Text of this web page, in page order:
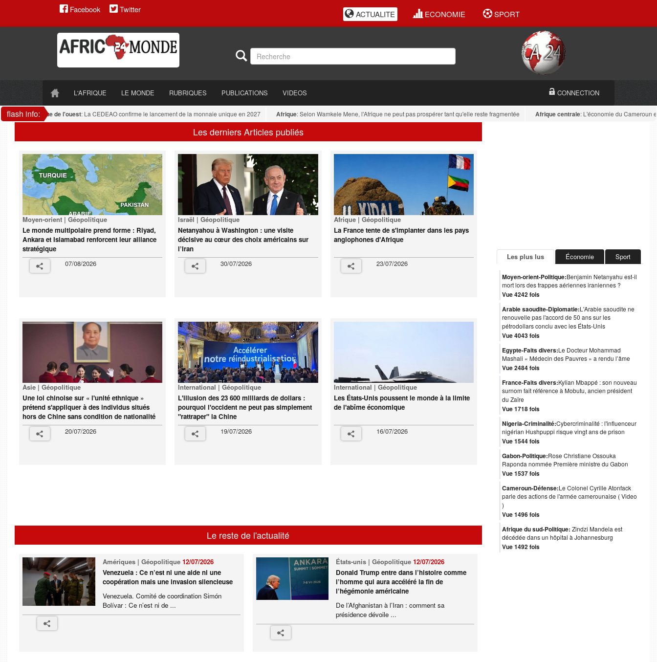
Facebook Twitter ACTUALITE ECONOMIE SPORT
L'AFRIQUE LE MONDE RUBRIQUES PUBLICATIONS VIDEOS CONNECTION
flash info:
Afrique de l'ouest: La CEDEAO confirme le lancement de la monnaie unique en 2027 Afrique: Selon Wamkele Mene, l'Afrique ne peut pas prospérer tant qu'elle reste fragmentée Afrique centrale: L'économie du Cameroun est
Les derniers Articles publiés
Moyen-orient | Géopolitique
Le monde multipolaire prend forme : Riyad,
Ankara et Islamabad renforcent leur alliance
stratégique
07/08/2026
Israël | Géopolitique
Netanyahou à Washington : une visite
décisive au cœur des choix américains sur
l’Iran
30/07/2026
Afrique | Géopolitique
La France tente de s'implanter dans les pays
anglophones d'Afrique
23/07/2026
Asie | Géopolitique
Une loi chinoise sur « l'unité ethnique »
prétend s'appliquer à des individus situés
hors de Chine sans condition de nationalité
20/07/2026
International | Géopolitique
L'illusion des 23 600 milliards de dollars :
pourquoi l'occident ne peut pas simplement
"rattraper" la Chine
19/07/2026
International | Géopolitique
Les États-Unis poussent le monde à la limite
de l'abîme économique
16/07/2026
Le reste de l'actualité
Amériques | Géopolitique 12/07/2026
Venezuela : Ce n’est ni une aide ni une
coopération mais une invasion silencieuse
Venezuela. Comité de coordination Simón
Bolívar : Ce n’est ni de ...
États-unis | Géopolitique12/07/2026
Donald Trump entre dans l’histoire comme
l’homme qui aura accéléré la fin de
l’hégémonie américaine
De l’Afghanistan à l’Iran : comment sa
présidence dévoile ...
Les plus lus Économie Sport
Moyen-orient-Politique:Benjamin Netanyahu est-il
mort lors des frappes aériennes iraniennes ?
Vue 4242 fois
Arabie saoudite-Diplomatie:L'Arabie saoudite ne
renouvelle pas l'accord de 50 ans sur les
pétrodollars conclu avec les États-Unis
Vue 4043 fois
Egypte-Faits divers:Le Docteur Mohammad
Mashali « Médecin des Pauvres » a rendu l’âme
Vue 2484 fois
France-Faits divers:Kylian Mbappé : son nouveau
surnom fait référence à Mobutu, ancien président
du Zaïre
Vue 1718 fois
Nigeria-Criminalité:Cybercriminalité : l'influenceur
nigérian Hushpuppi risque vingt ans de prison
Vue 1544 fois
Gabon-Politique:Rose Christiane Ossouka
Raponda nommée Première ministre du Gabon
Vue 1537 fois
Cameroun-Défense:Le Colonel Cyrille Atonfack
parle des actions de l'armée camerounaise ( Video
)
Vue 1496 fois
Afrique du sud-Politique: Zindzi Mandela est
décédée dans un hôpital à Johannesburg
Vue 1492 fois